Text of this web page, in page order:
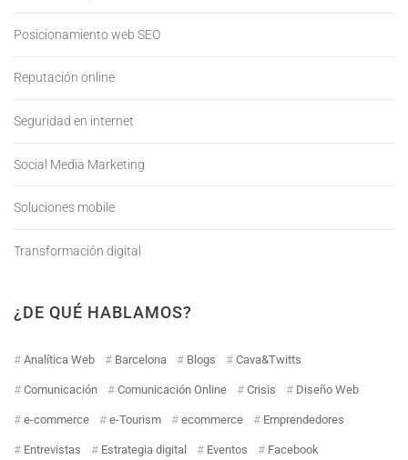
Posicionamiento web SEO
Reputación online
Seguridad en internet
Social Media Marketing
Soluciones mobile
Transformación digital
¿DE QUÉ HABLAMOS?
Analítica Web Barcelona Blogs Cava&Twitts
Comunicación Comunicación Online Crisis Diseño Web
e-commerce e-Tourism ecommerce Emprendedores
Entrevistas Estrategia digital Eventos Facebook